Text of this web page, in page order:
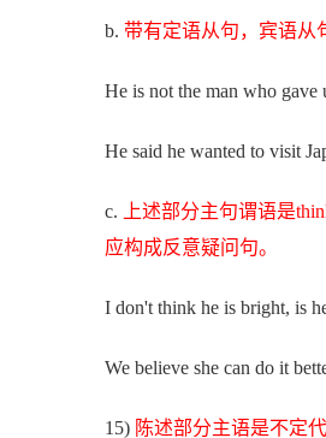
b. 带有定语从句，宾语从
He is not the man who gave
He said he wanted to visit
c.
上述部分主句谓语是
应构成反意疑问句。
I don't think he is bright, is
We believe she can do it
15) 陈述部分主语是不定